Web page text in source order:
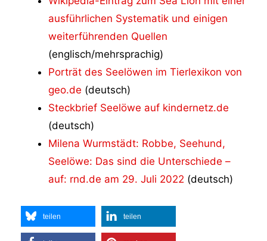
ausführlichen Systematik und einigen
weiterführenden Quellen
(englisch/mehrsprachig)
Porträt des Seelöwen im Tierlexikon von
geo.de (deutsch)
Steckbrief Seelöwe auf kindernetz.de
(deutsch)
Milena Wurmstädt: Robbe, Seehund,
Seelöwe: Das sind die Unterschiede –
auf: rnd.de am 29. Juli 2022 (deutsch)
teilen teilen